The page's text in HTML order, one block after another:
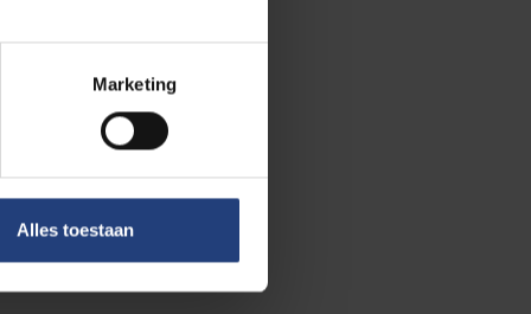
Marketing
Alles toestaan
tijdens het
dat hier